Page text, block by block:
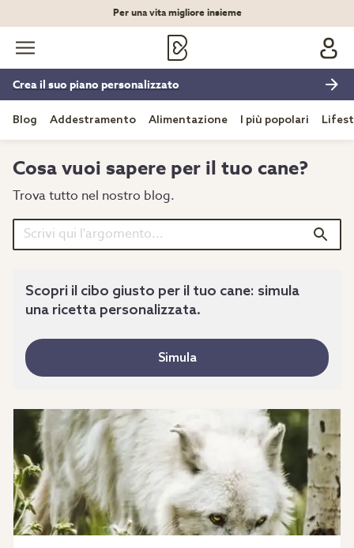
Per una vita migliore insieme
Crea il suo piano personalizzato
Blog Addestramento Alimentazione I più popolari
Cosa vuoi sapere per il tuo cane?
Trova tutto nel nostro blog.
Scopri il cibo giusto per il tuo cane: simula
una ricetta personalizzata.
Simula